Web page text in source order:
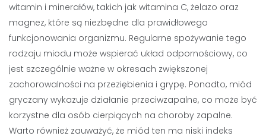
witamin i minerałów, takich jak witamina C, żelazo oraz
magnez, które są niezbędne dla prawidłowego
funkcjonowania organizmu. Regularne spożywanie tego
rodzaju miodu może wspierać układ odpornościowy, co
jest szczególnie ważne w okresach zwiększonej
zachorowalności na przeziębienia i grypę. Ponadto, miód
gryczany wykazuje działanie przeciwzapalne, co może być
korzystne dla osób cierpiących na choroby zapalne.
Warto również zauważyć, że miód ten ma niski indeks